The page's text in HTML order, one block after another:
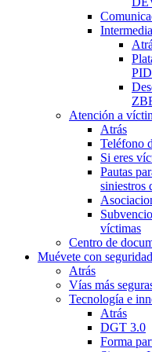
PID
Atención a
Atrás
Teléfono
Si eres
Pautas
siniestros
víctimas
Centro de
Muévete con seguridad
Atrás
Vías más
Tecnología e
Atrás
DGT 3.0
Forma